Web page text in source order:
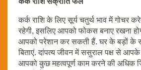
कर्क राशि के लिए सूर्य चतुर्थ भाव में गोचर
रहेगी, इसलिए आपको फोकस बनाए रखना
आपको परेशान कर सकती हैं. घर के बड़ों के
बिताएं. दांपत्य जीवन में ससुराल पक्ष से
आपको कुछ महत्वपूर्ण काम करने की अधिक